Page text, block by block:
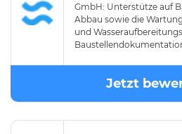
GmbH: Unterstütze auf
Abbau sowie die
und
Jetzt